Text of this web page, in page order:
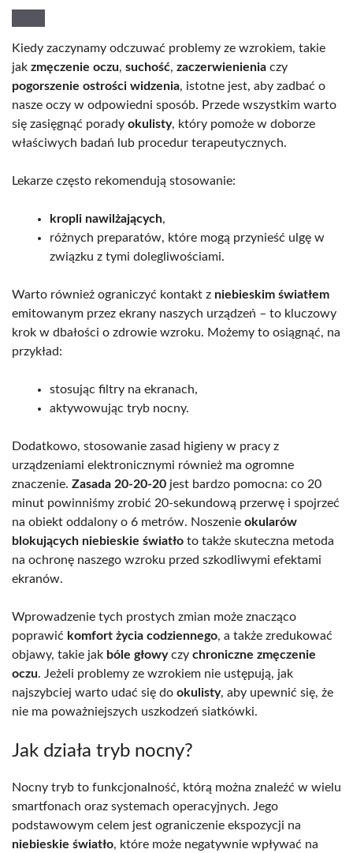
Kiedy zaczynamy odczuwać problemy ze wzrokiem, takie
jak zmęczenie oczu, suchość, zaczerwienienia czy
pogorszenie ostrości widzenia, istotne jest, aby zadbać o
nasze oczy w odpowiedni sposób. Przede wszystkim warto
się zasięgnąć porady okulisty, który pomoże w doborze
właściwych badań lub procedur terapeutycznych.
Lekarze często rekomendują stosowanie:
kropli nawilżających,
różnych preparatów, które mogą przynieść ulgę w
związku z tymi dolegliwościami.
Warto również ograniczyć kontakt z niebieskim światłem
emitowanym przez ekrany naszych urządzeń – to kluczowy
krok w dbałości o zdrowie wzroku. Możemy to osiągnąć, na
przykład:
stosując filtry na ekranach,
aktywowując tryb nocny.
Dodatkowo, stosowanie zasad higieny w pracy z
urządzeniami elektronicznymi również ma ogromne
znaczenie. Zasada 20-20-20 jest bardzo pomocna: co 20
minut powinniśmy zrobić 20-sekundową przerwę i spojrzeć
na obiekt oddalony o 6 metrów. Noszenie okularów
blokujących niebieskie światło to także skuteczna metoda
na ochronę naszego wzroku przed szkodliwymi efektami
ekranów.
Wprowadzenie tych prostych zmian może znacząco
poprawić komfort życia codziennego, a także zredukować
objawy, takie jak bóle głowyczy chroniczne zmęczenie
oczu. Jeżeli problemy ze wzrokiem nie ustępują, jak
najszybciej warto udać się do okulisty, aby upewnić się, że
nie ma poważniejszych uszkodzeń siatkówki.
Jak działa tryb nocny?
Nocny tryb to funkcjonalność, którą można znaleźć w wielu
smartfonach oraz systemach operacyjnych. Jego
podstawowym celem jest ograniczenie ekspozycji na
niebieskie światło, które może negatywnie wpływać na